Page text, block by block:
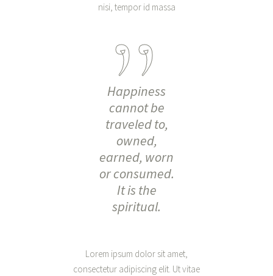
nisi, tempor id massa
Happiness
cannot be
traveled to,
owned,
earned, worn
or consumed.
It is the
spiritual.
Lorem ipsum dolor sit amet,
consectetur adipiscing elit. Ut vitae